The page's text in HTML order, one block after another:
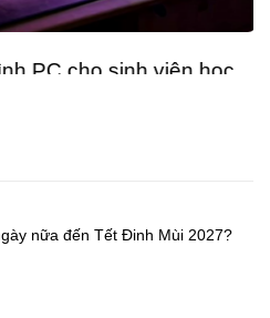
PC cho sinh viên học